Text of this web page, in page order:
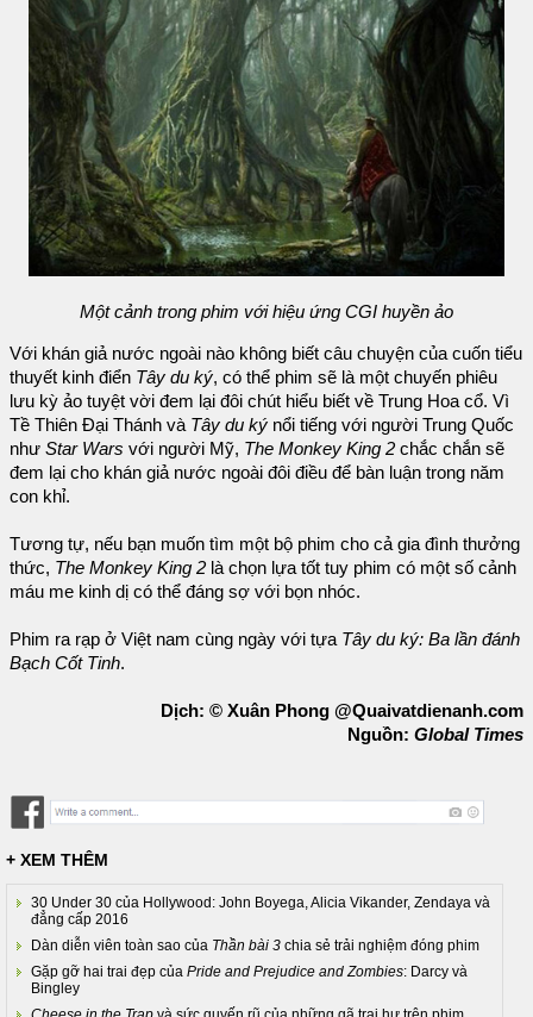
Một cảnh trong phim với hiệu ứng CGI huyền ảo
Với khán giả nước ngoài nào không biết câu chuyện của cuốn tiểu
thuyết kinh điển Tây du ký, có thể phim sẽ là một chuyến phiêu
lưu kỳ ảo tuyệt vời đem lại đôi chút hiểu biết về Trung Hoa cổ. Vì
Tề Thiên Đại Thánh và Tây du ký nổi tiếng với người Trung Quốc
như Star Wars với người Mỹ, The Monkey King 2 chắc chắn sẽ
đem lại cho khán giả nước ngoài đôi điều để bàn luận trong năm
con khỉ.
Tương tự, nếu bạn muốn tìm một bộ phim cho cả gia đình thưởng
thức, The Monkey King 2 là chọn lựa tốt tuy phim có một số cảnh
máu me kinh dị có thể đáng sợ với bọn nhóc.
Phim ra rạp ở Việt nam cùng ngày với tựa Tây du ký: Ba lần đánh
Bạch Cốt Tinh.
Dịch: © Xuân Phong @Quaivatdienanh.com
Nguồn: Global Times
+ XEM THÊM
30 Under 30 của Hollywood: John Boyega, Alicia Vikander, Zendaya và
đẳng cấp 2016
Dàn diễn viên toàn sao của Thần bài 3 chia sẻ trải nghiệm đóng phim
Gặp gỡ hai trai đẹp của Pride and Prejudice and Zombies: Darcy và
Bingley